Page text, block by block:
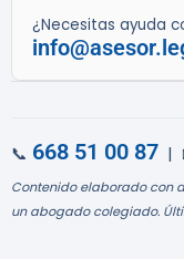
¿Necesitas ayuda
📞 668 51 00 87 |
Contenido elaborado con
un abogado colegiado.